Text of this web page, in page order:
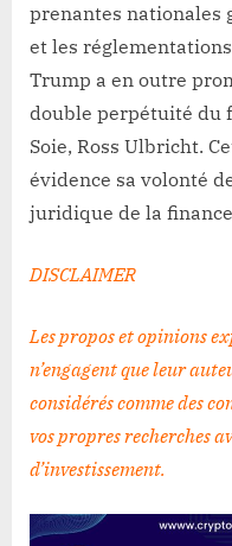
prenantes nationales
et les
Trump a en outre
double perpétuité du
Soie, Ross Ulbricht.
évidence sa volonté
juridique de la
DISCLAIMER
Les propos et opinions
n’engagent que leur
considérés comme des
vos propres recherches
d’investissement.